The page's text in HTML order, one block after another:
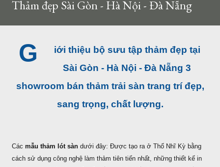
Thảm đẹp Sài Gòn - Hà Nội - Đà Nẵng
G
iới thiệu bộ sưu tập thảm đẹp tại
Sài Gòn - Hà Nội - Đà Nẵng 3
showroom bán thảm trải sàn trang trí đẹp,
sang trọng, chất lượng.
Các mẫu thảm lót sàn dưới đây: Được tạo ra ở Thổ Nhĩ Kỳ bằng
cách sử dụng công nghệ làm thảm tiên tiến nhất, những thiết kế in